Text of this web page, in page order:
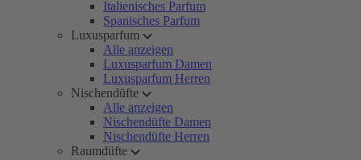
Italienisches Parfum
Spanisches Parfum
Luxusparfum
Alle anzeigen
Luxusparfum Damen
Luxusparfum Herren
Nischendüfte
Alle anzeigen
Nischendüfte Damen
Nischendüfte Herren
Raumdüfte